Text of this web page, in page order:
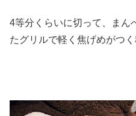
4等分くらいに切って、まん
たグリルで軽く焦げめがつく